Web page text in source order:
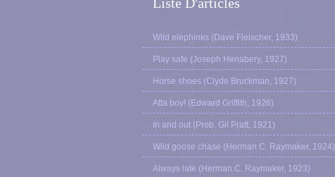
Wild elephinks (Dave Fleischer, 1933)
Play safe (Joseph Henabery, 1927)
Horse shoes (Clyde Bruckman, 1927)
Atta boy! (Edward Griffith, 1926)
In and out (Prob. Gil Pratt, 1921)
Wild goose chase (Herman C. Raymaker, 1924)
Always late (Herman C. Raymaker, 1923)